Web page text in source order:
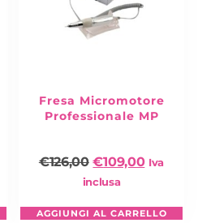
Fresa Micromotore
Professionale MP
€126,00 €109,00 Iva
inclusa
AGGIUNGI AL CARRELLO